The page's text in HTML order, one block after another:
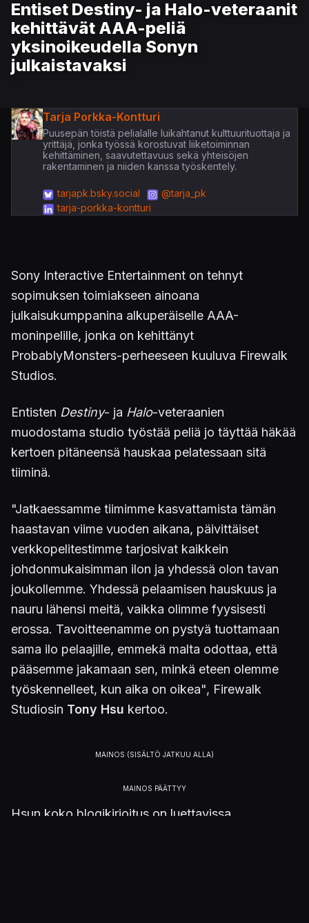
Entiset Destiny- ja Halo-veteraanit
kehittävät AAA-peliä
yksinoikeudella Sonyn
julkaistavaksi
Tarja Porkka-Kontturi
Puusepän töistä pelialalle luikahtanut kulttuurituottaja ja
yrittäjä, jonka työssä korostuvat liiketoiminnan
kehittäminen, saavutettavuus sekä yhteisöjen
rakentaminen ja niiden kanssa työskentely.
tarjapk.bsky.social
@tarja_pk
tarja-porkka-kontturi
Sony Interactive Entertainment on tehnyt
sopimuksen toimiakseen ainoana
julkaisukumppanina alkuperäiselle AAA-
moninpelille, jonka on kehittänyt
ProbablyMonsters-perheeseen kuuluva Firewalk
Studios.
Entisten Destiny- ja Halo-veteraanien
muodostama studio työstää peliä jo täyttää häkää
kertoen pitäneensä hauskaa pelatessaan sitä
tiiminä.
"Jatkaessamme tiimimme kasvattamista tämän
haastavan viime vuoden aikana, päivittäiset
verkkopelitestimme tarjosivat kaikkein
johdonmukaisimman ilon ja yhdessä olon tavan
joukollemme. Yhdessä pelaamisen hauskuus ja
nauru lähensi meitä, vaikka olimme fyysisesti
erossa. Tavoitteenamme on pystyä tuottamaan
sama ilo pelaajille, emmekä malta odottaa, että
pääsemme jakamaan sen, minkä eteen olemme
työskennelleet, kun aika on oikea", Firewalk
Studiosin Tony Hsu kertoo.
Hsun koko blogikirjoitus on luettavissa